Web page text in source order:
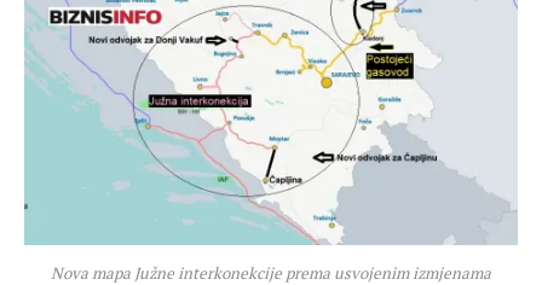
Nova mapa Južne interkonekcije prema usvojenim izmjenama